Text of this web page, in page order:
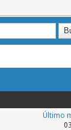
Último